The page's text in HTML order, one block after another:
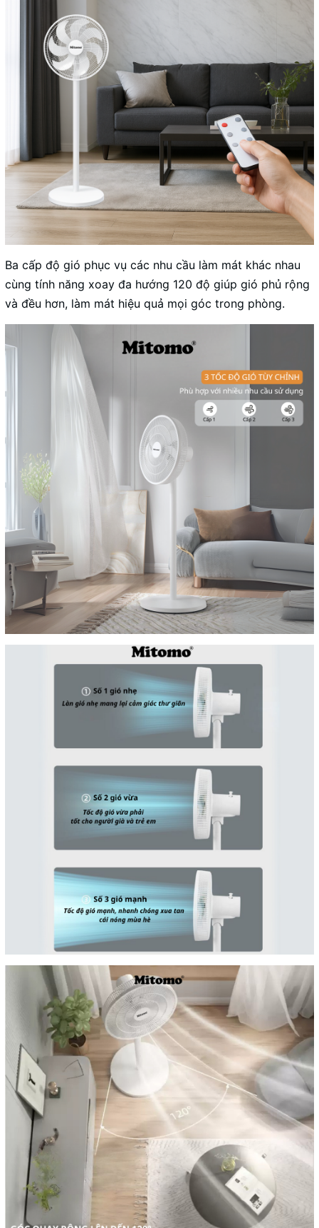
Ba cấp độ gió phục vụ các nhu cầu làm mát khác nhau
cùng tính năng xoay đa hướng 120 độ giúp gió phủ rộng
và đều hơn, làm mát hiệu quả mọi góc trong phòng.